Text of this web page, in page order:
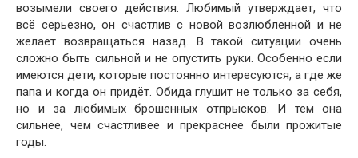
возымели своего действия. Любимый утверждает, что
всё серьезно, он счастлив с новой возлюбленной и не
желает возвращаться назад. В такой ситуации очень
сложно быть сильной и не опустить руки. Особенно если
имеются дети, которые постоянно интересуются, а где же
папа и когда он придёт. Обида глушит не только за себя,
но и за любимых брошенных отпрысков. И тем она
сильнее, чем счастливее и прекраснее были прожитые
годы.